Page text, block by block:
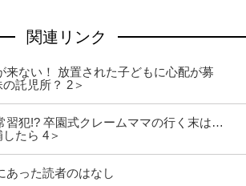
関連リンク
来ない！ 放置された子どもに心配が募
託児所？ 2＞
習犯!? 卒園式クレームママの行く末は…
たら 4＞
あった読者のはなし